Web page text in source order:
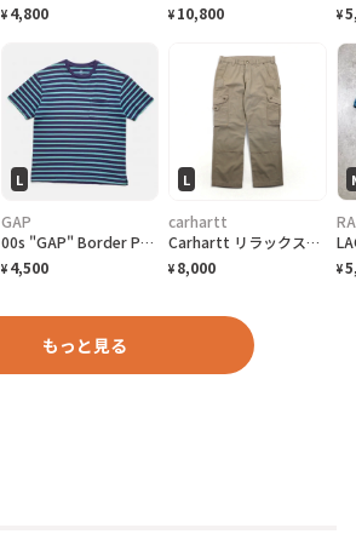
¥ 4,800 ¥ 10,800 ¥
L
GAP
00s "GAP" Border Pocket T-Shirts ギャップ ボーダー ポケットTシャツ [L]
¥ 4,500
L
carhartt
Carhartt リラックスフィット リップストップ ダブルニー ワーク カーゴパンツ L ベージュ COTTON RIPSTOP RELAXED FIT DOUBLE-FRONT CARGO WORK PANT B342 DES
¥ 8,000 ¥
もっと見る